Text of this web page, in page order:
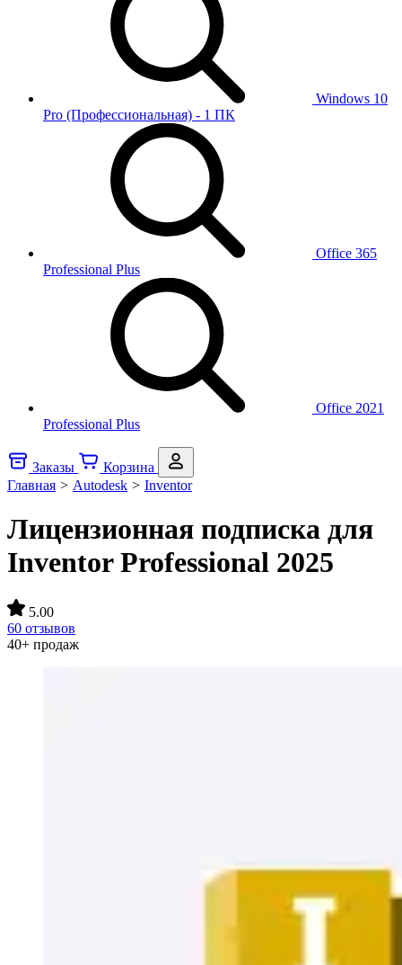
Windows 10
Pro (Профессиональная) - 1 ПК
Office 365
Professional Plus
Office 2021
Professional Plus
Заказы
Корзина
Главная > Autodesk > Inventor
Лицензионная подписка для
Inventor Professional 2025
5.00
60 отзывов
40+ продаж